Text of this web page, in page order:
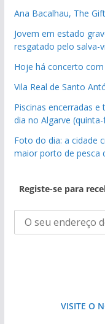
Ana Bacalhau, The
Jovem em estado
resgatado pelo salva-
Hoje há concerto
Vila Real de Santo
Piscinas encerradas
dia no Algarve
Foto do dia: a cidade
maior porto de pesca
Registe-se para
VISITE O